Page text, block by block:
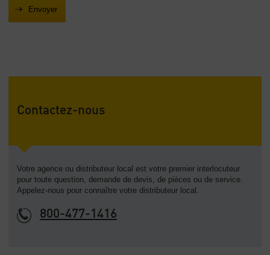
Contactez-nous
Votre agence ou distributeur local est votre premier interlocuteur
pour toute question, demande de devis, de pièces ou de service.
Appelez-nous pour connaître votre distributeur local.
800-477-1416